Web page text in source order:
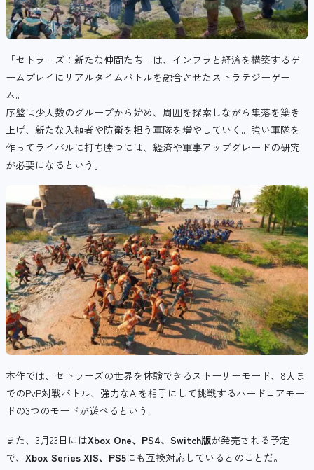
「セトラーズ：新たな仲間たち」は、インフラと経済を構築するゲ
ームプレイにリアルタイムバトルを融合させたストラテジーゲー
ム。
序盤は少人数のグループから始め、周囲を探索しながら集落を築き
上げ、新たな入植者や防衛を担う軍隊を増やしていく。強い軍隊を
作ってライバルに打ち勝つには、経済や軍事アップグレードの研究
が必要になるという。
本作では、 セトラーズの世界を体験できる ストーリーモード、 8人ま
でのPvP対戦バトル、強力なAIを相手にして挑戦するハードコアモー
ドの3つのモードが遊べるという。
また、 3 月23日にはXbox One、PS4、Switch版が発売される予定
で、 Xbox Series X|S、PS5にも互換対応しているとのことだ。